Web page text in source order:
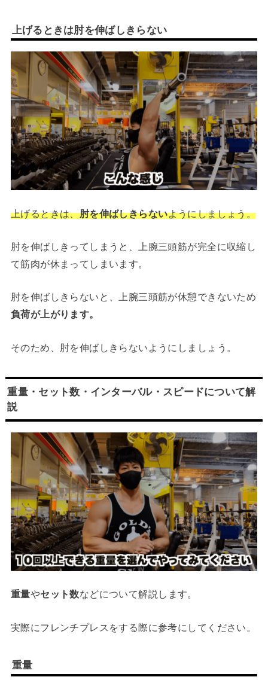
上げるときは肘を伸ばしきらない
上げるときは、肘を伸ばしきらないようにしましょう。
肘を伸ばしきってしまうと、上腕三頭筋が完全に収縮し
て筋肉が休まってしまいます。
肘を伸ばしきらないと、上腕三頭筋が休憩できないため
負荷が上がります。
そのため、肘を伸ばしきらないようにしましょう。
重量・セット数・インターバル・スピードについて解
説
重量やセット数などについて解説します。
実際にフレンチプレスをする際に参考にしてください。
重量